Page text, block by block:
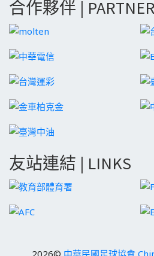
合作夥伴 |
友站連結 | LINKS
2026© 中華民國足球協會